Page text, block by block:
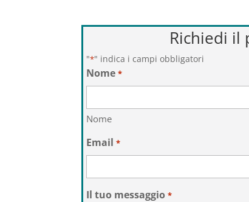
Richiedi il
"*" indica i campi obbligatori
Nome *
Nome
Email *
Il tuo messaggio *